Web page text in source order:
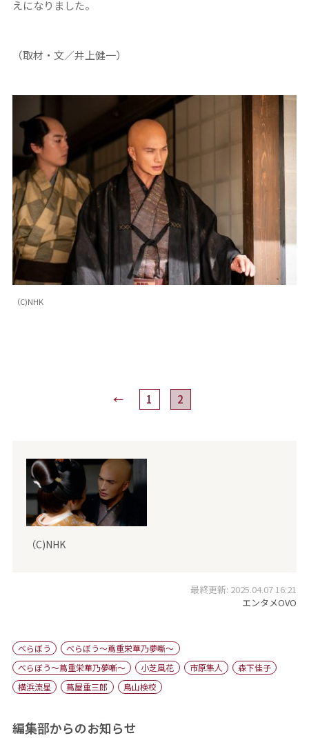
えになりました。
（取材・文／井上健一）
（C)NHK
← 1 2
（C)NHK
最終更新: 2025.04.07 16:21
エンタメOVO
べらぼう
べらぼう〜蔦重栄華乃夢噺〜
べらぼう～蔦重栄華乃夢噺～
小芝風花 市原隼人
森下佳子
横浜流星
蔦屋重三郎 鳥山検校
編集部からのお知らせ